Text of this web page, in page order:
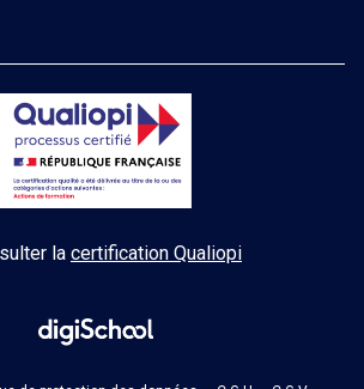
la certification Qualiopi